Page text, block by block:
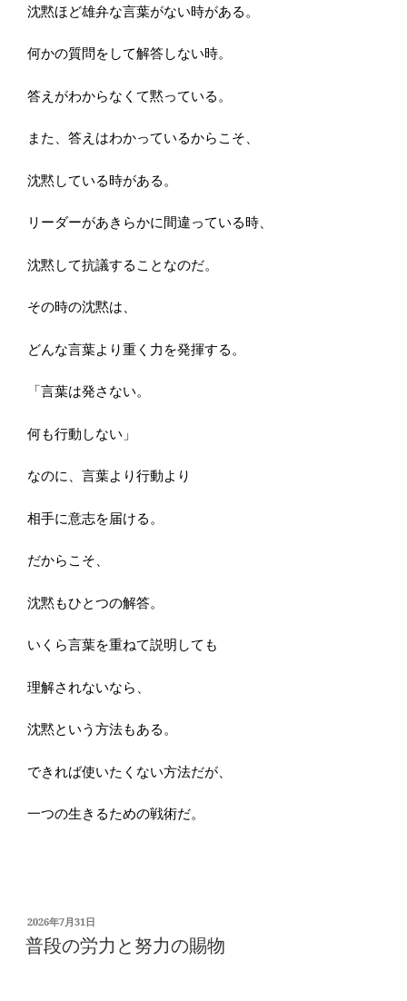
沈黙ほど雄弁な言葉がない時がある。
何かの質問をして解答しない時。
答えがわからなくて黙っている。
また、答えはわかっているからこそ、
沈黙している時がある。
リーダーがあきらかに間違っている時、
沈黙して抗議することなのだ。
その時の沈黙は、
どんな言葉より重く力を発揮する。
「言葉は発さない。
何も行動しない」
なのに、言葉より行動より
相手に意志を届ける。
だからこそ、
沈黙もひとつの解答。
いくら言葉を重ねて説明しても
理解されないなら、
沈黙という方法もある。
できれば使いたくない方法だが、
一つの生きるための戦術だ。
投
稿
日:
2026年7月31日
普段の労力と努力の賜物